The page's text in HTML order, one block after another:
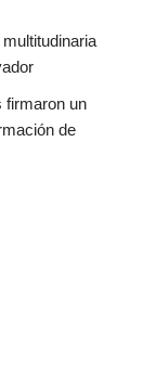
firmaron un
de